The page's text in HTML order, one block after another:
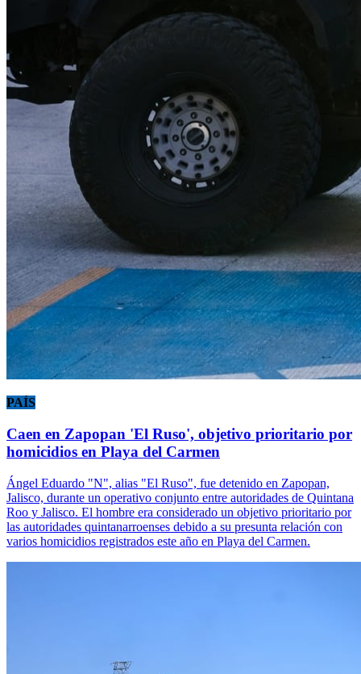
PAÍS
Caen en Zapopan 'El Ruso', objetivo prioritario por
homicidios en Playa del Carmen
Ángel Eduardo "N", alias "El Ruso", fue detenido en Zapopan,
Jalisco, durante un operativo conjunto entre autoridades de Quintana
Roo y Jalisco. El hombre era considerado un objetivo prioritario por
las autoridades quintanarroenses debido a su presunta relación con
varios homicidios registrados este año en Playa del Carmen.